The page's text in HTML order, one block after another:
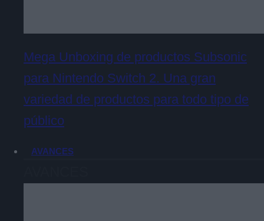
Mega Unboxing de productos Subsonic
para Nintendo Switch 2. Una gran
variedad de productos para todo tipo de
público
AVANCES